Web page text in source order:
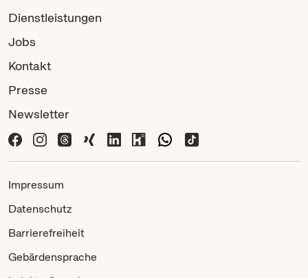
Dienstleistungen
Jobs
Kontakt
Presse
Newsletter
Impressum
Datenschutz
Barrierefreiheit
Gebärdensprache